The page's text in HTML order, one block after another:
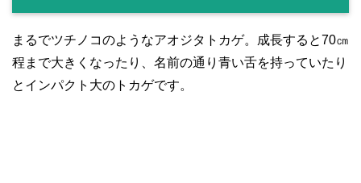
まるでツチノコのようなアオジタトカゲ。成長すると70㎝
程まで大きくなったり、名前の通り青い舌を持っていたり
とインパクト大のトカゲです。